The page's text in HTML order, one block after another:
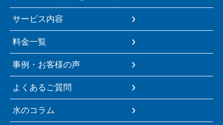
サービス内容
料金一覧
事例・お客様の声
よくあるご質問
水のコラム